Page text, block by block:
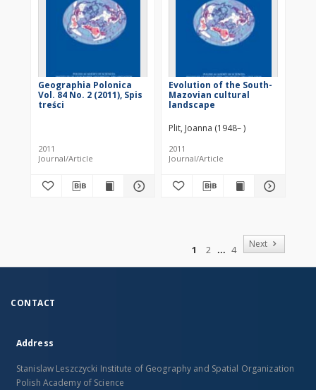
Geographia Polonica
Vol. 84 No. 2 (2011), Spis
treści
2011
Journal/Article
Evolution of the South-
Mazovian cultural
landscape
Plit, Joanna (1948– )
2011
Journal/Article
1 2
4
Next
CONTACT
Address
Stanislaw Leszczycki Institute of Geography and Spatial Organization
Polish Academy of Science